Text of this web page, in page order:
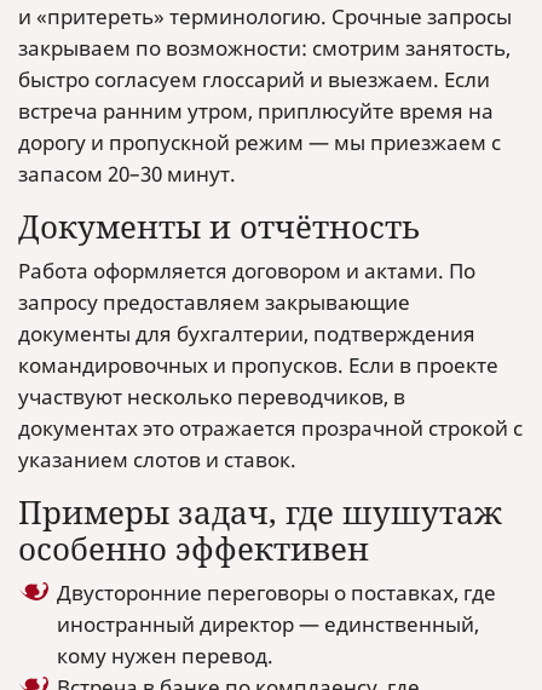
и «притереть» терминологию. Срочные запросы
закрываем по возможности: смотрим занятость,
быстро согласуем глоссарий и выезжаем. Если
встреча ранним утром, приплюсуйте время на
дорогу и пропускной режим — мы приезжаем с
запасом 20–30 минут.
Документы и отчётность
Работа оформляется договором и актами. По
запросу предоставляем закрывающие
документы для бухгалтерии, подтверждения
командировочных и пропусков. Если в проекте
участвуют несколько переводчиков, в
документах это отражается прозрачной строкой с
указанием слотов и ставок.
Примеры задач, где шушутаж
особенно эффективен
Двусторонние переговоры о поставках, где
иностранный директор — единственный,
кому нужен перевод.